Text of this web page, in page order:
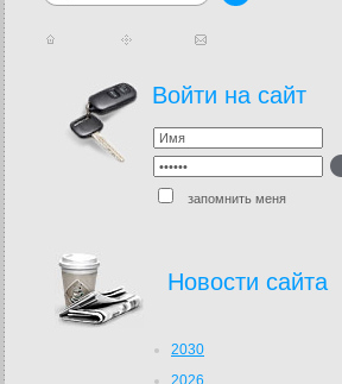
Войти на сайт
запомнить меня
Новости сайта
2030
2026